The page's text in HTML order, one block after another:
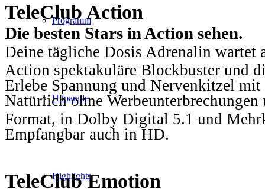
Programm
Hitparade
Highlights
TeleClub Action
Die besten Stars in Action sehen.
Deine tägliche Dosis Adrenalin wartet
Action spektakuläre Blockbuster und
Erlebe Spannung und Nervenkitzel
Natürlich ohne
Format, in Dolby Digital 5.1 und
Empfangbar auch in HD.
TeleClub Emotion